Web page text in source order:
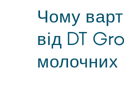
Чому
від DT
молочних